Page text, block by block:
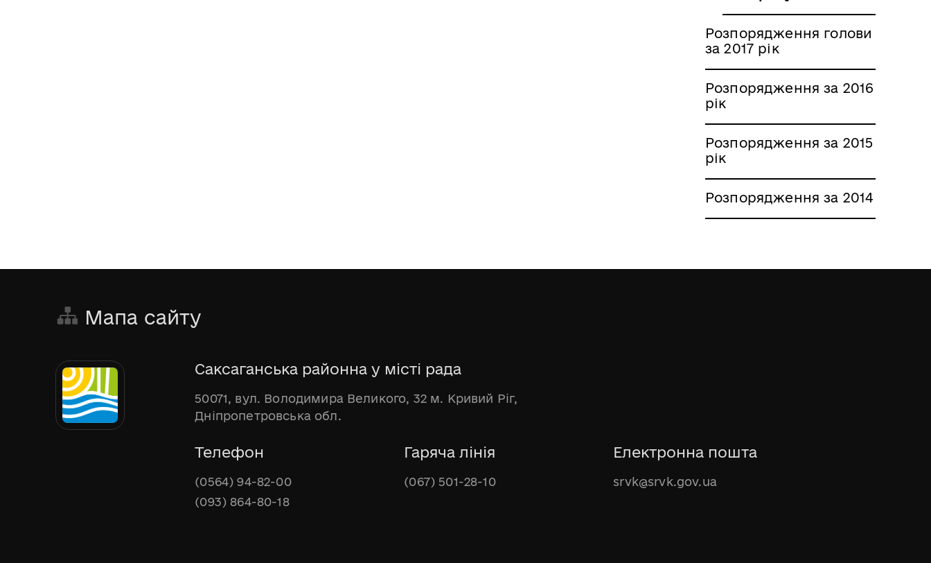
Розпорядження голови
за 2017 рік
Розпорядження за 2016
рік
Розпорядження за 2015
рік
Розпорядження за 2014
Мапа сайту
Саксаганська районна у місті рада
50071, вул. Володимира Великого, 32 м. Кривий Ріг,
Дніпропетровська обл.
Телефон
(0564) 94-82-00
(093) 864-80-18
Гаряча лінія
(067) 501-28-10
Електронна пошта
srvk@srvk.gov.ua